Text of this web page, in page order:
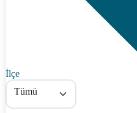
İlçe
Tümü